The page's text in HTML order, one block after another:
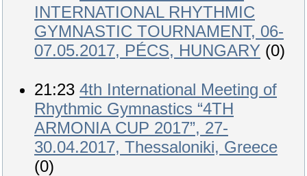
INTERNATIONAL RHYTHMIC
GYMNASTIC TOURNAMENT, 06-
07.05.2017, PÉCS, HUNGARY (0)
21:23 4th International Meeting of
Rhythmic Gymnastics “4TH
ARMONIA CUP 2017”, 27-
30.04.2017, Thessaloniki, Greece
(0)